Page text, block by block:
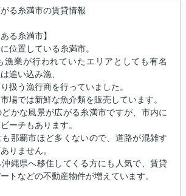
る糸満市の賃貸情報
る糸満市】
位置している糸満市。
漁業が行われていたエリアとしても有名
追い込み漁、
扱う漁行商を行っていました。
場では新鮮な魚介類を販売しています。
かな風景が広がる糸満市ですが、市内に
ーチもあります。
那覇市ほど多くないので、道路が混雑す
りません。
縄県へ移住してくる方にも人気で、賃貸
トなどの不動産物件が増えています。